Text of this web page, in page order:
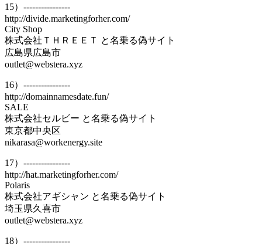
15）----------------
http://divide.marketingforher.com/
City Shop
株式会社ＴＨＲＥＥＴ と名乗る偽サイト
広島県広島市
outlet@webstera.xyz
16）----------------
http://domainnamesdate.fun/
SALE
株式会社セルビー と名乗る偽サイト
東京都中央区
nikarasa@workenergy.site
17）----------------
http://hat.marketingforher.com/
Polaris
株式会社アギシャン と名乗る偽サイト
埼玉県久喜市
outlet@webstera.xyz
18）----------------